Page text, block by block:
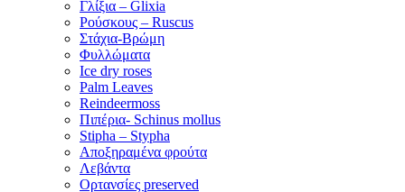
Γλίξια – Glixia
Ρούσκους – Ruscus
Στάχια-Βρώμη
Φυλλώματα
Ice dry roses
Palm Leaves
Reindeermoss
Πιπέρια- Schinus mollus
Stipha – Stypha
Αποξηραμένα φρούτα
Λεβάντα
Ορτανσίες preserved